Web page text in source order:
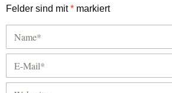
Felder sind mit* markiert